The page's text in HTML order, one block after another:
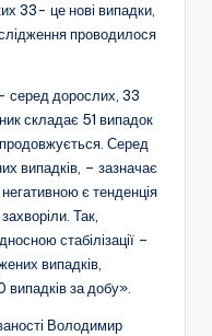
33- це нові випадки,
проводилося
серед дорослих, 33
складає 51 випадок
Серед
випадків, – зазначає
є тенденція
Так,
стабілізації –
випадків,
випадків за добу».
Володимир